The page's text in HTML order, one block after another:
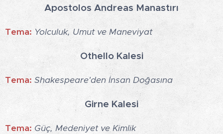
Apostolos Andreas Manastırı
Tema: Yolculuk, Umut ve Maneviyat
Othello Kalesi
Tema: Shakespeare'den İnsan Doğasına
Girne Kalesi
Tema: Güç, Medeniyet ve Kimlik